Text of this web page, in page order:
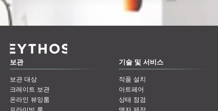
보관
보관 대상
크레이트 보관
온라인 뷰잉룸
기술 및 서비스
작품 설치
아트페어
상태 점검